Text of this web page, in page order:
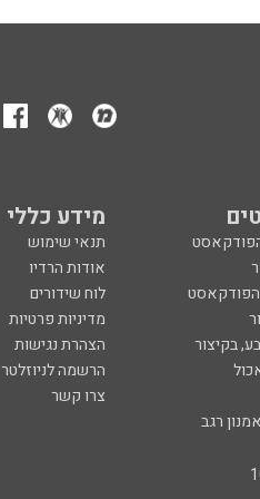
מידע כללי
תנאי שימוש
אודות הרדיו
הפודקאסט
לוח שידורים
מדיניות פרטיות
בקיצור
הצהרת נגישות
הרשמה לניוזלטר
צרו קשר
רגב